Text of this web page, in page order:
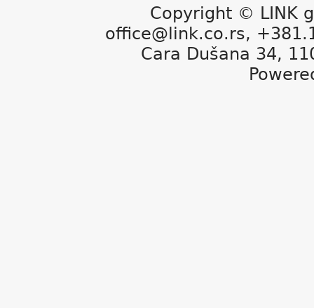
Copyright © LINK
office@link.co.rs,
Cara Dušana 34,